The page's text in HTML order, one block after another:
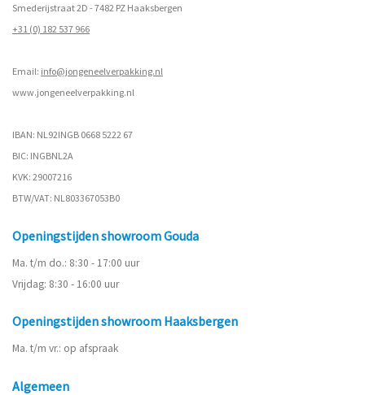
Smederijstraat 2D - 7482 PZ Haaksbergen
+31 (0) 182 537 966
Email: info@jongeneelverpakking.nl
www.jongeneelverpakking.nl
IBAN: NL92INGB 0668 5222 67
BIC: INGBNL2A
KVK: 29007216
BTW/VAT: NL803367053B0
Openingstijden showroom Gouda
Ma. t/m do.: 8:30 - 17:00 uur
Vrijdag: 8:30 - 16:00 uur
Openingstijden showroom Haaksbergen
Ma. t/m vr.: op afspraak
Algemeen